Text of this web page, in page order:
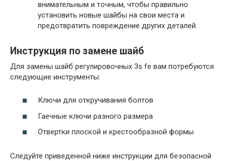
внимательным и точным, чтобы правильно
установить новые шайбы на свои места и
предотвратить повреждение других деталей.
Инструкция по замене шайб
Для замены шайб регулировочных 3s fe вам потребуются
следующие инструменты:
Ключи для откручивания болтов
Гаечные ключи разного размера
Отвертки плоской и крестообразной формы
Следуйте приведенной ниже инструкции для безопасной